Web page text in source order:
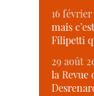
16
mais
Filipetti
29 août
la Revue